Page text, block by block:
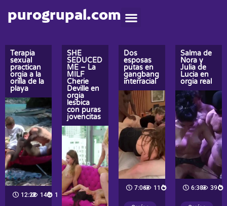
purogrupal.com
Terapia
sexual
practican
orgia a la
orilla de la
playa
12:22 143 1
SHE
SEDUCED
ME – La
MILF
Cherie
Deville en
orgia
lesbica
con puras
jovencitas
Dos
esposas
putas en
gangbang
interracial
7:06 11
Salma de
Nora y
Julia de
Lucia en
orgia real
6:30 39